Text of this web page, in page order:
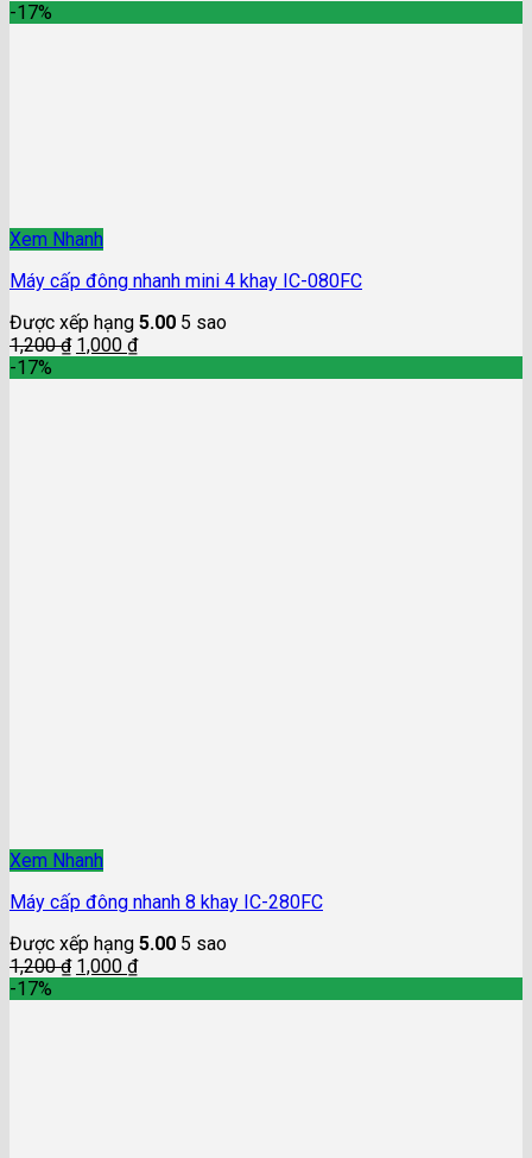
-17%
Xem Nhanh
Máy cấp đông nhanh mini 4 khay IC-080FC
Được xếp hạng 5.00 5 sao
1,200₫ 1,000 ₫
-17%
Xem Nhanh
Máy cấp đông nhanh 8 khay IC-280FC
Được xếp hạng 5.00 5 sao
1,200₫ 1,000 ₫
-17%